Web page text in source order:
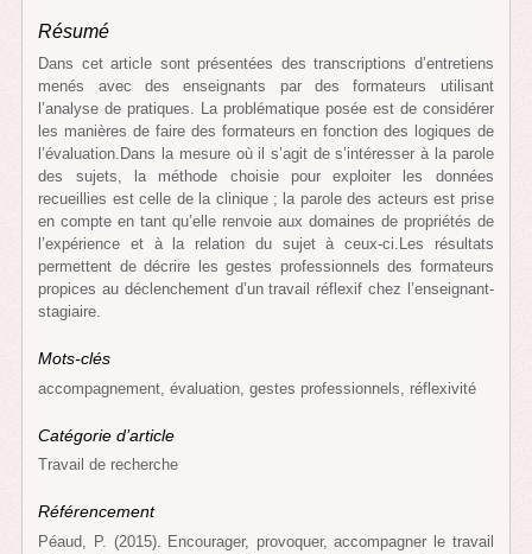
Résumé
Dans cet article sont présentées des transcriptions d’entretiens
menés avec des enseignants par des formateurs utilisant
l’analyse de pratiques. La problématique posée est de considérer
les manières de faire des formateurs en fonction des logiques de
l’évaluation.Dans la mesure où il s’agit de s’intéresser à la parole
des sujets, la méthode choisie pour exploiter les données
recueillies est celle de la clinique ; la parole des acteurs est prise
en compte en tant qu’elle renvoie aux domaines de propriétés de
l’expérience et à la relation du sujet à ceux-ci.Les résultats
permettent de décrire les gestes professionnels des formateurs
propices au déclenchement d’un travail réflexif chez l’enseignant-
stagiaire.
Mots-clés
accompagnement, évaluation, gestes professionnels, réflexivité
Catégorie d’article
Travail de recherche
Référencement
Péaud, P. (2015). Encourager, provoquer, accompagner le travail